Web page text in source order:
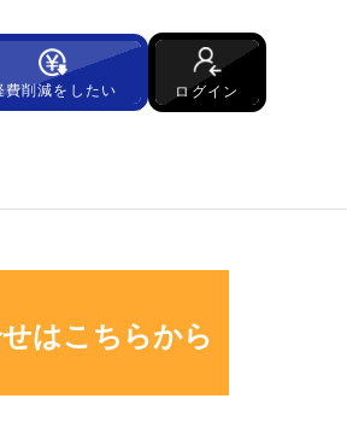
費削減をしたい ログイン
はこちらから